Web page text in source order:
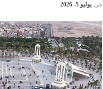
في يوليو 5- 2026